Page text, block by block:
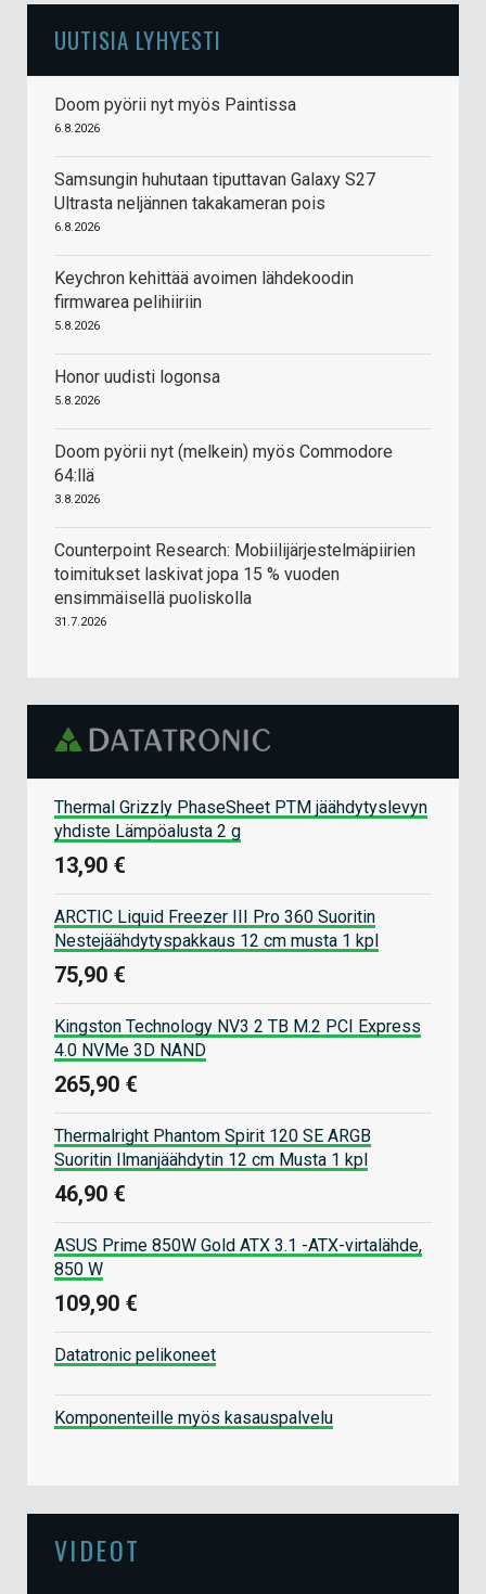
UUTISIA LYHYESTI
Doom pyörii nyt myös Paintissa
6.8.2026
Samsungin huhutaan tiputtavan Galaxy S27
Ultrasta neljännen takakameran pois
6.8.2026
Keychron kehittää avoimen lähdekoodin
firmwarea pelihiiriin
5.8.2026
Honor uudisti logonsa
5.8.2026
Doom pyörii nyt (melkein) myös Commodore
64:llä
3.8.2026
Counterpoint Research: Mobiilijärjestelmäpiirien
toimitukset laskivat jopa 15 % vuoden
ensimmäisellä puoliskolla
31.7.2026
Thermal Grizzly PhaseSheet PTM jäähdytyslevyn
yhdiste Lämpöalusta 2 g
13,90 €
ARCTIC Liquid Freezer III Pro 360 Suoritin
Nestejäähdytyspakkaus 12 cm musta 1 kpl
75,90 €
Kingston Technology NV3 2 TB M.2 PCI Express
4.0 NVMe 3D NAND
265,90 €
Thermalright Phantom Spirit 120 SE ARGB
Suoritin Ilmanjäähdytin 12 cm Musta 1 kpl
46,90 €
ASUS Prime 850W Gold ATX 3.1 -ATX-virtalähde,
850 W
109,90 €
Datatronic pelikoneet
Komponenteille myös kasauspalvelu
VIDEOT